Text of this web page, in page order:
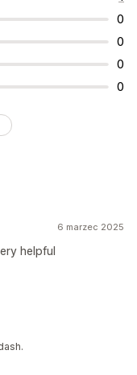
0
0
0
0
6 marzec 2025
helpful